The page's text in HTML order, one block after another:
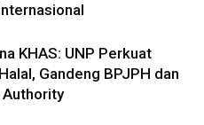
KHAS: UNP Perkuat
Gandeng BPJPH dan
Authority